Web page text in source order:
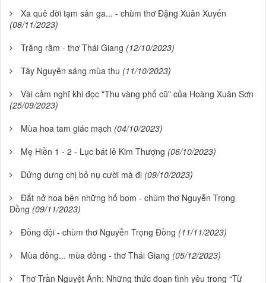
Xa quê đời tạm sân ga... - chùm thơ Đặng Xuân Xuyến
(08/11/2023)
Trăng rằm - thơ Thái Giang (12/10/2023)
Tây Nguyên sáng mùa thu (11/10/2023)
Vài cảm nghĩ khi đọc "Thu vàng phố cũ" của Hoàng Xuân Sơn
(25/09/2023)
Mùa hoa tam giác mạch (04/10/2023)
Mẹ Hiền 1 - 2 - Lục bát lê Kim Thượng (06/10/2023)
Dửng dưng chị bỏ nụ cười mà đi (09/10/2023)
Đất nở hoa bên những hố bom - chùm thơ Nguyễn Trọng
Đồng (09/11/2023)
Đồng đội - chùm thơ Nguyễn Trọng Đồng (11/11/2023)
Mùa đông... mùa đông - thơ Thái Giang (05/12/2023)
Thơ Trần Nguyệt Ánh: Những thức đoạn tình yêu trong “Từ